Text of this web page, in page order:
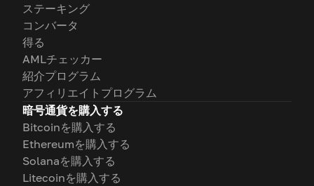
ステーキング
コンバータ
得る
AMLチェッカー
紹介プログラム
アフィリエイトプログラム
暗号通貨を購入する
Bitcoinを購入する
Ethereumを購入する
Solanaを購入する
Litecoinを購入する